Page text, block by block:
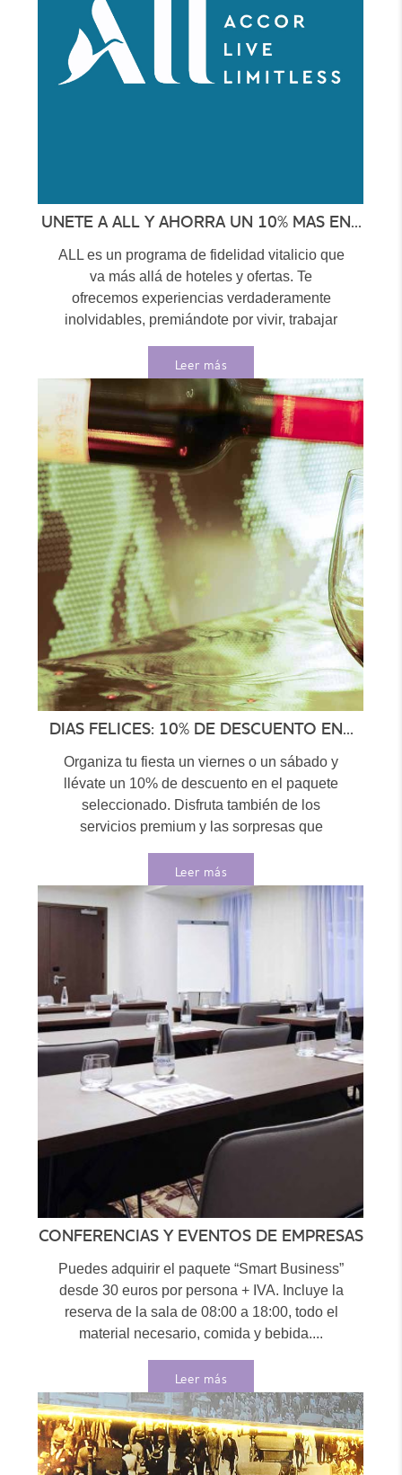
UNETE A ALL Y AHORRA UN 10% MAS EN...
ALL es un programa de fidelidad vitalicio que
va más allá de hoteles y ofertas. Te
ofrecemos experiencias verdaderamente
inolvidables, premiándote por vivir, trabajar
Leer más
DIAS FELICES: 10% DE DESCUENTO EN...
Organiza tu fiesta un viernes o un sábado y
llévate un 10% de descuento en el paquete
seleccionado. Disfruta también de los
servicios premium y las sorpresas que
Leer más
CONFERENCIAS Y EVENTOS DE EMPRESAS
Puedes adquirir el paquete “Smart Business”
desde 30 euros por persona + IVA. Incluye la
reserva de la sala de 08:00 a 18:00, todo el
material necesario, comida y bebida....
Leer más